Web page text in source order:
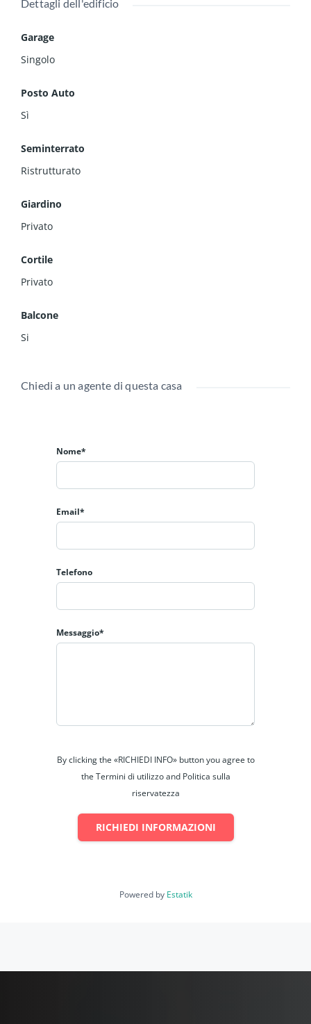
Dettagli dell'edificio
Garage
Singolo
Posto Auto
Sì
Seminterrato
Ristrutturato
Giardino
Privato
Cortile
Privato
Balcone
Si
Chiedi a un agente di questa casa
Nome*
Email*
Telefono
Messaggio*
By clicking the «RICHIEDI INFO» button you agree to
the Termini di utilizzo and Politica sulla
riservatezza
RICHIEDI INFORMAZIONI
Powered by Estatik